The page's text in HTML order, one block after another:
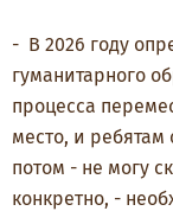
- В 2026 году
гуманитарного
процесса
место, и ребятам
потом - не могу
конкретно, -